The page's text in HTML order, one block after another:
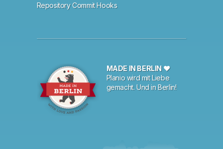
Repository Commit Hooks
MADE IN BERLIN ♥
Planio wird mit Liebe
gemacht. Und in Berlin!